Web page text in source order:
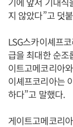
지 않았다”고 덧
LSG스카이셰프
급을 최대한 순조
이트고메코리아
이셰프코리아는
하다”고 말했다.
게이트고메코리